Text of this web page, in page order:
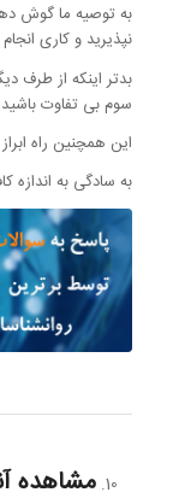
به توصیه ما گوش
نپذیرید و کاری
بدتر اینکه از طرف
سوم بی تفاوت
این همچنین راه
به سادگی به اندازه
مشاهده